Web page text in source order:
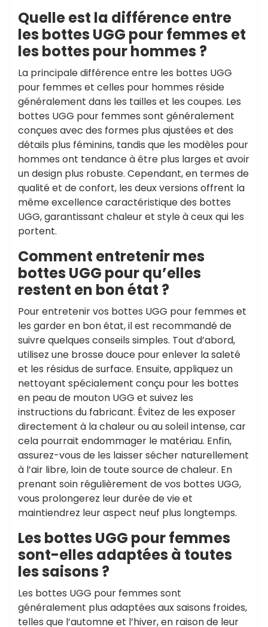
Quelle est la différence entre
les bottes UGG pour femmes et
les bottes pour hommes ?
La principale différence entre les bottes UGG
pour femmes et celles pour hommes réside
généralement dans les tailles et les coupes. Les
bottes UGG pour femmes sont généralement
conçues avec des formes plus ajustées et des
détails plus féminins, tandis que les modèles pour
hommes ont tendance à être plus larges et avoir
un design plus robuste. Cependant, en termes de
qualité et de confort, les deux versions offrent la
même excellence caractéristique des bottes
UGG, garantissant chaleur et style à ceux qui les
portent.
Comment entretenir mes
bottes UGG pour qu’elles
restent en bon état ?
Pour entretenir vos bottes UGG pour femmes et
les garder en bon état, il est recommandé de
suivre quelques conseils simples. Tout d’abord,
utilisez une brosse douce pour enlever la saleté
et les résidus de surface. Ensuite, appliquez un
nettoyant spécialement conçu pour les bottes
en peau de mouton UGG et suivez les
instructions du fabricant. Évitez de les exposer
directement à la chaleur ou au soleil intense, car
cela pourrait endommager le matériau. Enfin,
assurez-vous de les laisser sécher naturellement
à l’air libre, loin de toute source de chaleur. En
prenant soin régulièrement de vos bottes UGG,
vous prolongerez leur durée de vie et
maintiendrez leur aspect neuf plus longtemps.
Les bottes UGG pour femmes
sont-elles adaptées à toutes
les saisons ?
Les bottes UGG pour femmes sont
généralement plus adaptées aux saisons froides,
telles que l’automne et l’hiver, en raison de leur